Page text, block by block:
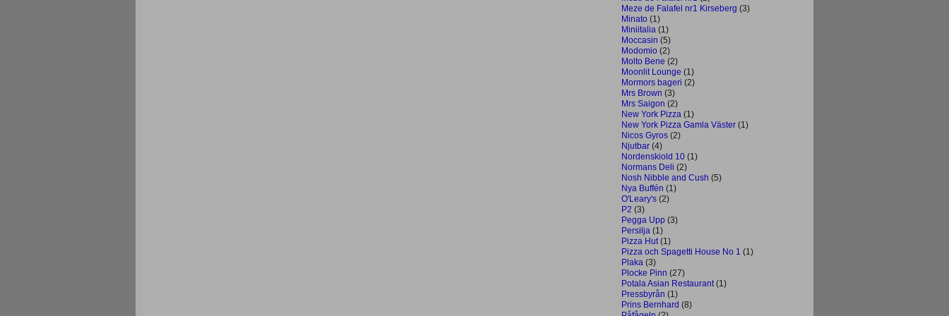
Meze de Falafel nr1 Kirseberg (3)
Minato (1)
Miniitalia (1)
Moccasin (5)
Modomio (2)
Molto Bene (2)
Moonlit Lounge (1)
Mormors bageri (2)
Mrs Brown (3)
Mrs Saigon (2)
New York Pizza (1)
New York Pizza Gamla Väster (1)
Nicos Gyros (2)
Njutbar (4)
Nordenskiold 10 (1)
Normans Deli (2)
Nosh Nibble and Cush (5)
Nya Buffén (1)
O'Leary's (2)
P2 (3)
Pegga Upp (3)
Persilja (1)
Pizza Hut (1)
Pizza och Spagetti House No 1 (1)
Plaka (3)
Plocke Pinn (27)
Potala Asian Restaurant (1)
Pressbyrån (1)
Prins Bernhard (8)